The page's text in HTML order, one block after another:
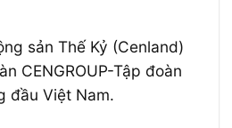
sản Thế Kỷ (Cenland)
CENGROUP-Tập đoàn
đầu Việt Nam.